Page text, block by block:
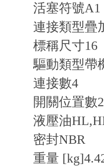
活塞符號
連接類型疊
標稱尺寸16
驅動類型帶
連接數4
開關位置數2
液壓油
密封NBR
重量 [kg]